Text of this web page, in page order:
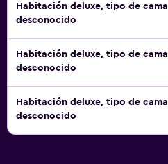
Habitación deluxe, tipo de cama
desconocido
Habitación deluxe, tipo de cama
desconocido
Habitación deluxe, tipo de cama
desconocido